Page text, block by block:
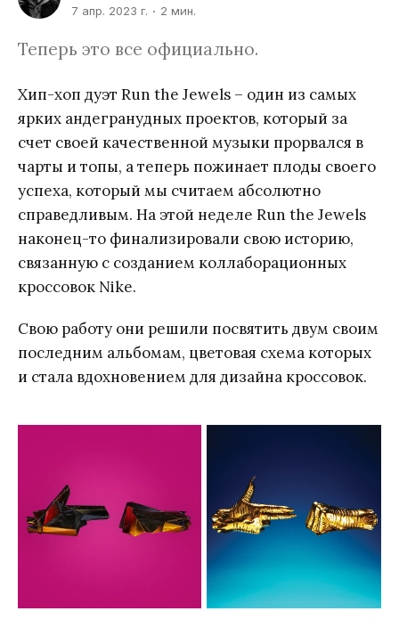
7 апр. 2023 г. 2 мин.
Теперь это все официально.
Хип-хоп дуэт Run the Jewels – один из самых
ярких андегранудных проектов, который за
счет своей качественной музыки прорвался в
чарты и топы, а теперь пожинает плоды своего
успеха, который мы считаем абсолютно
справедливым. На этой неделе Run the Jewels
наконец-то финализировали свою историю,
связанную с созданием коллаборационных
кроссовок Nike.
Свою работу они решили посвятить двум своим
последним альбомам, цветовая схема которых
и стала вдохновением для дизайна кроссовок.